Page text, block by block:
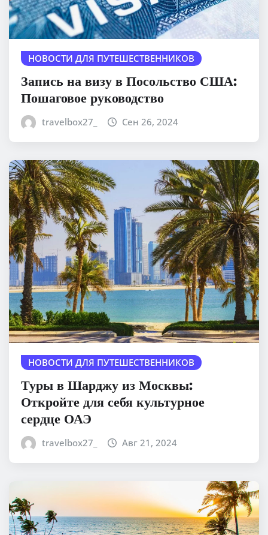
НОВОСТИ ДЛЯ ПУТЕШЕСТВЕННИКОВ
Запись на визу в Посольство США:
Пошаговое руководство
travelbox27_ Сен 26, 2024
НОВОСТИ ДЛЯ ПУТЕШЕСТВЕННИКОВ
Туры в Шарджу из Москвы:
Откройте для себя культурное
сердце ОАЭ
travelbox27_ Авг 21, 2024